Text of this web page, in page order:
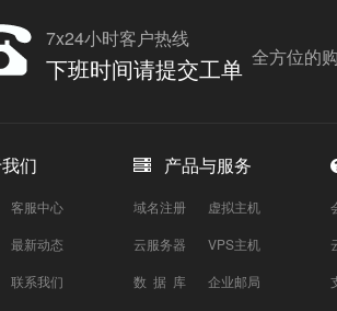
7x24小时客户热线
下班时间请提交工单 全方位的
们
客服中心
最新动态
联系我们
产品与服务
域名注册
虚拟主机
云服务器
VPS主机
数 据 库
企业邮局